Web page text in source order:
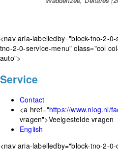
<nav aria-labelledby="block-tno-2-
tno-2-0-service-menu" class="col
auto">
Service
Contact
<a href="https://www.nlog.nl/
vragen">Veelgestelde vragen
English
<nav aria-labelledby="block-tno-2-